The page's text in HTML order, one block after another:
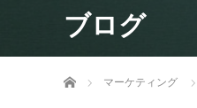
ブログ
ホーム マーケティング